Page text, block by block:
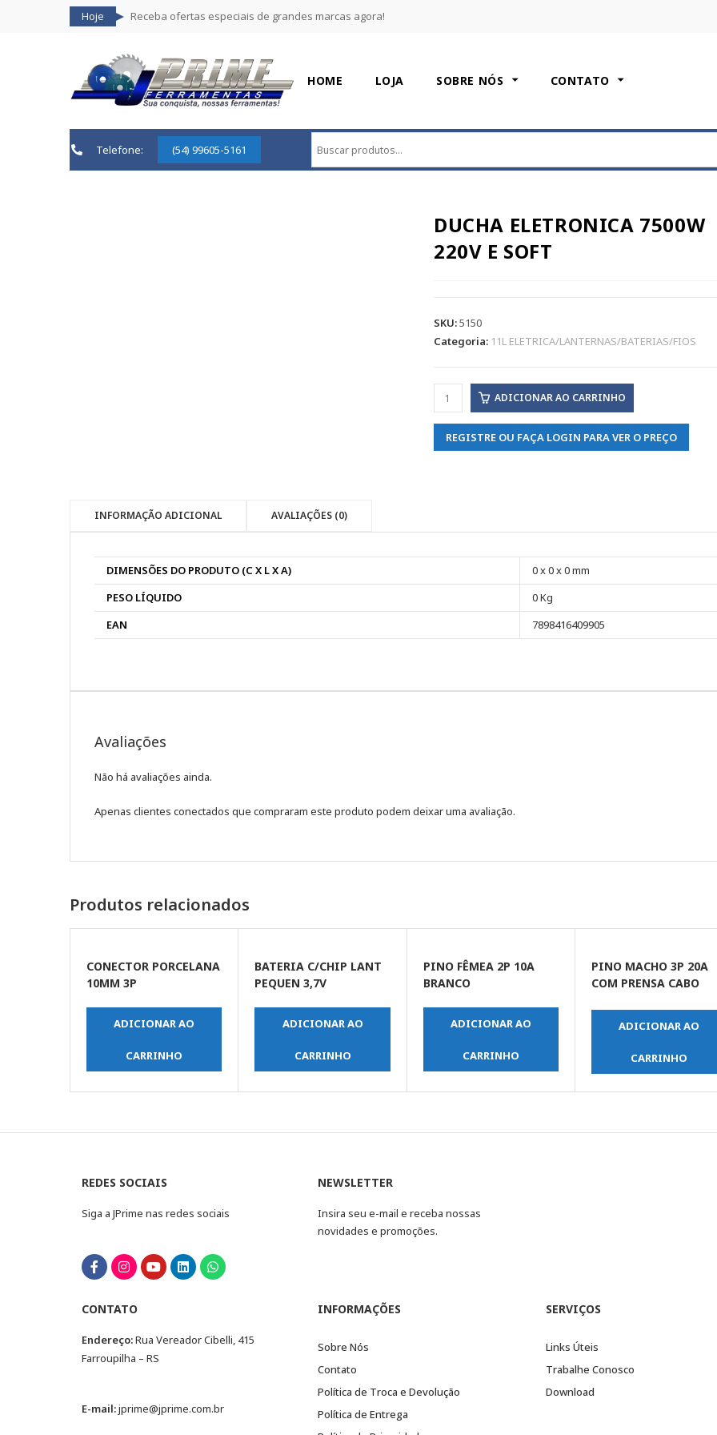
Hoje Receba ofertas especiais de grandes marcas agora!
HOME LOJA SOBRE NÓS CONTATO
Telefone: (54) 99605-5161
DUCHA ELETRONICA 7500W
220V E SOFT
SKU:5150
Categoria: 11L ELETRICA/LANTERNAS/BATERIAS/FIOS
ADICIONAR AO CARRINHO
REGISTRE OU FAÇA LOGIN PARA VER O PREÇO
INFORMAÇÃO ADICIONAL AVALIAÇÕES (0)
DIMENSÕES DO PRODUTO (C X L X A)
0 x 0 x 0 mm
PESO LÍQUIDO
0 Kg
EAN
7898416409905
Avaliações
Não há avaliações ainda.
Apenas clientes conectados que compraram este produto podem deixar uma avaliação.
Produtos relacionados
CONECTOR PORCELANA
10MM 3P
ADICIONAR AO
CARRINHO
BATERIA C/CHIP LANT
PEQUEN 3,7V
ADICIONAR AO
CARRINHO
PINO FÊMEA 2P 10A
BRANCO
ADICIONAR AO
CARRINHO
PINO MACHO 3P 20A
COM PRENSA CABO
ADICIONAR AO
CARRINHO
REDES SOCIAIS
Siga a JPrime nas redes sociais
NEWSLETTER
Insira seu e-mail e receba nossas
novidades e promoções.
CONTATO
Endereço:Rua Vereador Cibelli, 415
Farroupilha – RS
E-mail:jprime@jprime.com.br
INFORMAÇÕES
Sobre Nós
Contato
Política de Troca e Devolução
Política de Entrega
SERVIÇOS
Links Úteis
Trabalhe Conosco
Download